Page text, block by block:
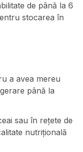
de până la 6
stocarea în
a avea mereu
până la
sau în rețete de
nutrițională